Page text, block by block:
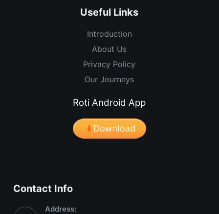
Useful Links
Introduction
About Us
Privacy Policy
Our Journeys
Roti Android App
Contact Info
Address: